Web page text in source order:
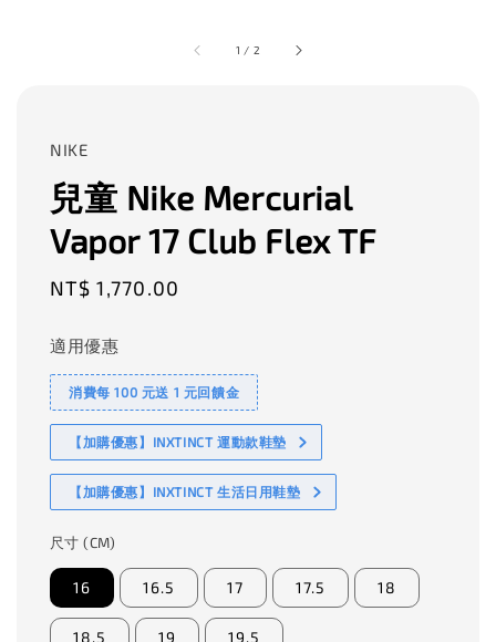
1 / 2
NIKE
兒童 Nike Mercurial
Vapor 17 Club Flex TF
Regular
NT$ 1,770.00
適用優惠
消費每 100 元送 1 元回饋金
【加購優惠】INXTINCT 運動款鞋墊
【加購優惠】INXTINCT 生活日用鞋墊
尺寸 (CM)
16 16.5 17 17.5 18
18.5 19 19.5